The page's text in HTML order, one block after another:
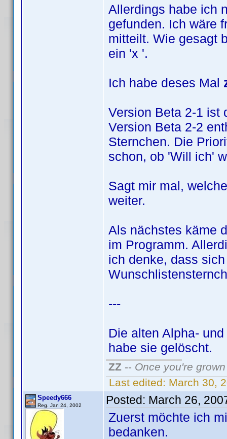
Allerdings habe ich
gefunden. Ich wäre
mitteilt. Wie gesagt
ein 'x '.
Ich habe deses Mal
Version Beta 2-1 ist
Version Beta 2-2
Sternchen. Die
schon, ob 'Will ich'
Sagt mir mal,
weiter.
Als nächstes käme
im Programm.
ich denke, dass
---
Die alten Alpha-
habe sie gelöscht.
ZZ -- Once you're
Last edited: March 30,
Speedy666
Reg. Jan 24, 2002 Posted: March 26,
Zuerst möchte ich
bedanken.